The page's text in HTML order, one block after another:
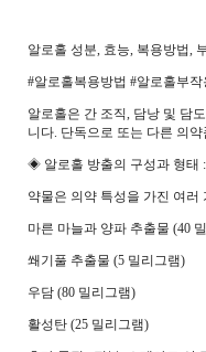
알로홀 성분, 효능, 복용방법,
#알로홀복용방법 #알로홀부
알로홀은 간 조직, 담낭 및 담
니다. 단독으로 또는 다른 의
◈ 알로홀 방출의 구성과 형태 :
약물은 의약 특성을 가진 여러
마른 마늘과 양파 추출물 (40
쐐기풀 추출물 (5 밀리그램)
우담 (80 밀리그램)
활성탄 (25 밀리그램)